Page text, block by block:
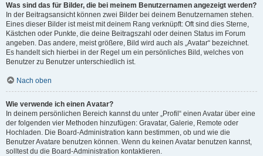
Was sind das für Bilder, die bei meinem Benutzernamen angezeigt werden?
In der Beitragsansicht können zwei Bilder bei deinem Benutzernamen stehen.
Eines dieser Bilder ist meist mit deinem Rang verknüpft: Oft sind dies Sterne,
Kästchen oder Punkte, die deine Beitragszahl oder deinen Status im Forum
angeben. Das andere, meist größere, Bild wird auch als „Avatar“ bezeichnet.
Es handelt sich hierbei in der Regel um ein persönliches Bild, welches von
Benutzer zu Benutzer unterschiedlich ist.
Nach oben
Wie verwende ich einen Avatar?
In deinem persönlichen Bereich kannst du unter „Profil“ einen Avatar über eine
der folgenden vier Methoden hinzufügen: Gravatar, Galerie, Remote oder
Hochladen. Die Board-Administration kann bestimmen, ob und wie die
Benutzer Avatare benutzen können. Wenn du keinen Avatar benutzen kannst,
solltest du die Board-Administration kontaktieren.